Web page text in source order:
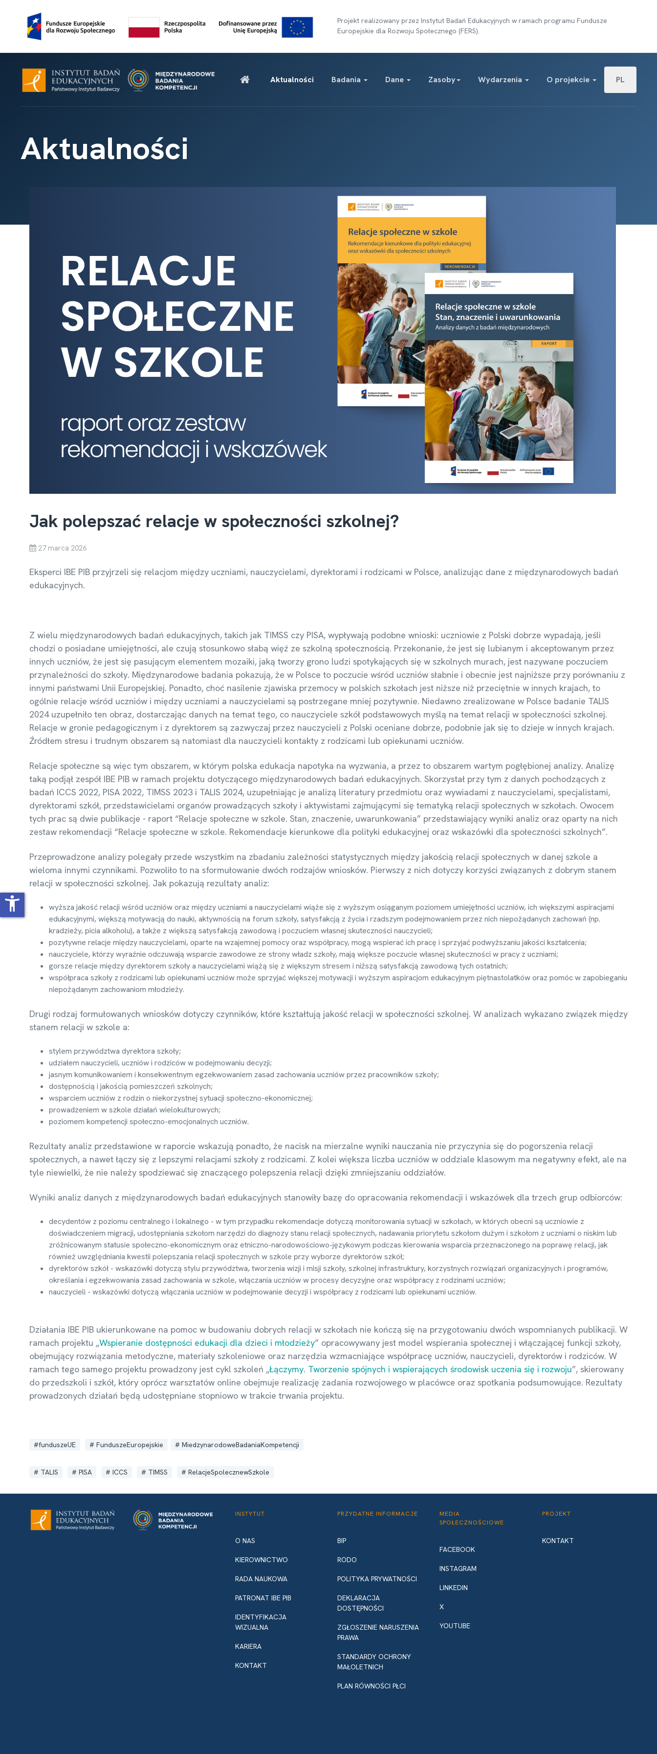
Projekt realizowany przez Instytut Badań Edukacyjnych w ramach programu Fundusze
Europejskie dla Rozwoju Społecznego (FERS).
Aktualności Badania Dane Zasoby Wydarzenia O projekcie PL
Aktualności
Jak polepszać relacje w społeczności szkolnej?
27 marca 2026
Eksperci IBE PIB przyjrzeli się relacjom między uczniami, nauczycielami, dyrektorami i rodzicami w Polsce, analizując dane z międzynarodowych badań
edukacyjnych.
Z wielu międzynarodowych badań edukacyjnych, takich jak TIMSS czy PISA, wypływają podobne wnioski: uczniowie z Polski dobrze wypadają, jeśli
chodzi o posiadane umiejętności, ale czują stosunkowo słabą więź ze szkolną społecznością. Przekonanie, że jest się lubianym i akceptowanym przez
innych uczniów, że jest się pasującym elementem mozaiki, jaką tworzy grono ludzi spotykających się w szkolnych murach, jest nazywane poczuciem
przynależności do szkoły. Międzynarodowe badania pokazują, że w Polsce to poczucie wśród uczniów słabnie i obecnie jest najniższe przy porównaniu z
innymi państwami Unii Europejskiej. Ponadto, choć nasilenie zjawiska przemocy w polskich szkołach jest niższe niż przeciętnie w innych krajach, to
ogólnie relacje wśród uczniów i między uczniami a nauczycielami są postrzegane mniej pozytywnie. Niedawno zrealizowane w Polsce badanie TALIS
2024 uzupełniło ten obraz, dostarczając danych na temat tego, co nauczyciele szkół podstawowych myślą na temat relacji w społeczności szkolnej.
Relacje w gronie pedagogicznym i z dyrektorem są zazwyczaj przez nauczycieli z Polski oceniane dobrze, podobnie jak się to dzieje w innych krajach.
Źródłem stresu i trudnym obszarem są natomiast dla nauczycieli kontakty z rodzicami lub opiekunami uczniów.
Relacje społeczne są więc tym obszarem, w którym polska edukacja napotyka na wyzwania, a przez to obszarem wartym pogłębionej analizy. Analizę
taką podjął zespół IBE PIB w ramach projektu dotyczącego międzynarodowych badań edukacyjnych. Skorzystał przy tym z danych pochodzących z
badań ICCS 2022, PISA 2022, TIMSS 2023 i TALIS 2024, uzupełniając je analizą literatury przedmiotu oraz wywiadami z nauczycielami, specjalistami,
dyrektorami szkół, przedstawicielami organów prowadzących szkoły i aktywistami zajmującymi się tematyką relacji społecznych w szkołach. Owocem
tych prac są dwie publikacje - raport “Relacje społeczne w szkole. Stan, znaczenie, uwarunkowania” przedstawiający wyniki analiz oraz oparty na nich
zestaw rekomendacji “Relacje społeczne w szkole. Rekomendacje kierunkowe dla polityki edukacyjnej oraz wskazówki dla społeczności szkolnych”.
Przeprowadzone analizy polegały przede wszystkim na zbadaniu zależności statystycznych między jakością relacji społecznych w danej szkole a
wieloma innymi czynnikami. Pozwoliło to na sformułowanie dwóch rodzajów wniosków. Pierwszy z nich dotyczy korzyści związanych z dobrym stanem
relacji w społeczności szkolnej. Jak pokazują rezultaty analiz:
wyższa jakość relacji wśród uczniów oraz między uczniami a nauczycielami wiąże się z wyższym osiąganym poziomem umiejętności uczniów, ich większymi aspiracjami
edukacyjnymi, większą motywacją do nauki, aktywnością na forum szkoły, satysfakcją z życia i rzadszym podejmowaniem przez nich niepożądanych zachowań (np.
kradzieży, picia alkoholu), a także z większą satysfakcją zawodową i poczuciem własnej skuteczności nauczycieli;
pozytywne relacje między nauczycielami, oparte na wzajemnej pomocy oraz współpracy, mogą wspierać ich pracę i sprzyjać podwyższaniu jakości kształcenia;
nauczyciele, którzy wyraźnie odczuwają wsparcie zawodowe ze strony władz szkoły, mają większe poczucie własnej skuteczności w pracy z uczniami;
gorsze relacje między dyrektorem szkoły a nauczycielami wiążą się z większym stresem i niższą satysfakcją zawodową tych ostatnich;
współpraca szkoły z rodzicami lub opiekunami uczniów może sprzyjać większej motywacji i wyższym aspiracjom edukacyjnym piętnastolatków oraz pomóc w zapobieganiu
niepożądanym zachowaniom młodzieży.
Drugi rodzaj formułowanych wniosków dotyczy czynników, które kształtują jakość relacji w społeczności szkolnej. W analizach wykazano związek między
stanem relacji w szkole a:
stylem przywództwa dyrektora szkoły;
udziałem nauczycieli, uczniów i rodziców w podejmowaniu decyzji;
jasnym komunikowaniem i konsekwentnym egzekwowaniem zasad zachowania uczniów przez pracowników szkoły;
dostępnością i jakością pomieszczeń szkolnych;
wsparciem uczniów z rodzin o niekorzystnej sytuacji społeczno-ekonomicznej;
prowadzeniem w szkole działań wielokulturowych;
poziomem kompetencji społeczno-emocjonalnych uczniów.
Rezultaty analiz przedstawione w raporcie wskazują ponadto, że nacisk na mierzalne wyniki nauczania nie przyczynia się do pogorszenia relacji
społecznych, a nawet łączy się z lepszymi relacjami szkoły z rodzicami. Z kolei większa liczba uczniów w oddziale klasowym ma negatywny efekt, ale na
tyle niewielki, że nie należy spodziewać się znaczącego polepszenia relacji dzięki zmniejszaniu oddziałów.
Wyniki analiz danych z międzynarodowych badań edukacyjnych stanowiły bazę do opracowania rekomendacji i wskazówek dla trzech grup odbiorców:
decydentów z poziomu centralnego i lokalnego - w tym przypadku rekomendacje dotyczą monitorowania sytuacji w szkołach, w których obecni są uczniowie z
doświadczeniem migracji, udostępniania szkołom narzędzi do diagnozy stanu relacji społecznych, nadawania priorytetu szkołom dużym i szkołom z uczniami o niskim lub
zróżnicowanym statusie społeczno-ekonomicznym oraz etniczno-narodowościowo-językowym podczas kierowania wsparcia przeznaczonego na poprawę relacji, jak
również uwzględniania kwestii polepszania relacji społecznych w szkole przy wyborze dyrektorów szkół;
dyrektorów szkół - wskazówki dotyczą stylu przywództwa, tworzenia wizji i misji szkoły, szkolnej infrastruktury, korzystnych rozwiązań organizacyjnych i programów,
określania i egzekwowania zasad zachowania w szkole, włączania uczniów w procesy decyzyjne oraz współpracy z rodzinami uczniów;
nauczycieli - wskazówki dotyczą włączania uczniów w podejmowanie decyzji i współpracy z rodzicami lub opiekunami uczniów.
Działania IBE PIB ukierunkowane na pomoc w budowaniu dobrych relacji w szkołach nie kończą się na przygotowaniu dwóch wspomnianych publikacji. W
ramach projektu „Wspieranie dostępności edukacji dla dzieci i młodzieży” opracowywany jest model wspierania społecznej i włączającej funkcji szkoły,
obejmujący rozwiązania metodyczne, materiały szkoleniowe oraz narzędzia wzmacniające współpracę uczniów, nauczycieli, dyrektorów i rodziców. W
ramach tego samego projektu prowadzony jest cykl szkoleń „Łączymy. Tworzenie spójnych i wspierających środowisk uczenia się i rozwoju”, skierowany
do przedszkoli i szkół, który oprócz warsztatów online obejmuje realizację zadania rozwojowego w placówce oraz spotkania podsumowujące. Rezultaty
prowadzonych działań będą udostępniane stopniowo w trakcie trwania projektu.
funduszeUE FunduszeEuropejskie MiedzynarodoweBadaniaKompetencji
TALIS PISA ICCS TIMSS RelacjeSpolecznewSzkole
INSTYTUT
O NAS
KIEROWNICTWO
RADA NAUKOWA
PATRONAT IBE PIB
IDENTYFIKACJA
WIZUALNA
KARIERA
KONTAKT
PRZYDATNE INFORMACJE
BIP
RODO
POLITYKA PRYWATNOŚCI
DEKLARACJA
DOSTĘPNOŚCI
ZGŁOSZENIE NARUSZENIA
PRAWA
STANDARDY OCHRONY
MAŁOLETNICH
PLAN RÓWNOŚCI PŁCI
MEDIA
SPOŁECZNOŚCIOWE
FACEBOOK
INSTAGRAM
LINKEDIN
X
YOUTUBE
PROJEKT
KONTAKT
accessibility_new